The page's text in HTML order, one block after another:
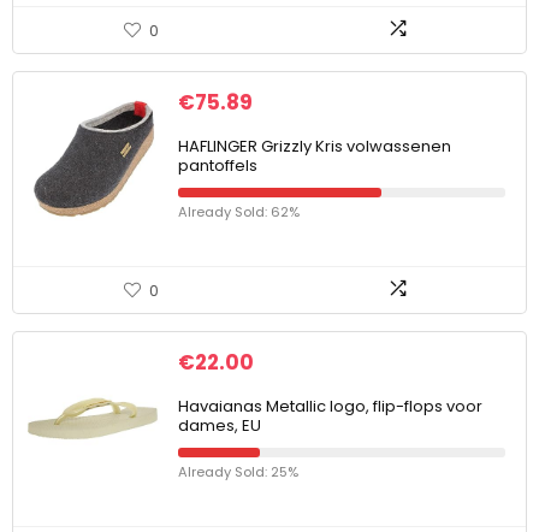
0
€75.89
HAFLINGER Grizzly Kris volwassenen
pantoffels
Already Sold: 62%
0
€22.00
Havaianas Metallic logo, flip-flops voor
dames, EU
Already Sold: 25%